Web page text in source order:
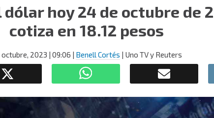
dólar hoy 24 de octubre de
cotiza en 18.12 pesos
octubre, 2023 | 09:06 | Benell Cortés | Uno TV y Reuters